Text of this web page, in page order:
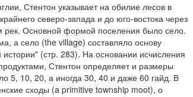
Стентон указывает на обилие лесов в
северо-запада и до юго-востока через
Основной формой поселения было село.
а село (the village) составляло основу
(стр. 283). На основании исчисления
Стентон определяет и размеры
5, 10, 20, а иногда 30, 40 и даже 60 гайд. В
сходы (a primitive township moot), о